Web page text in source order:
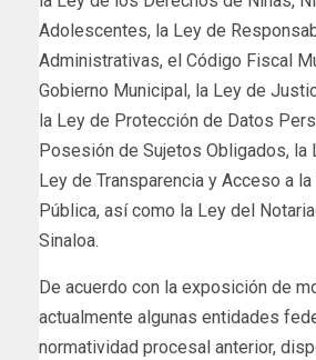
Adolescentes, la Ley de
Administrativas, el Código Fiscal
Gobierno Municipal, la Ley de
la Ley de Protección de Datos
Posesión de Sujetos Obligados, la
Ley de Transparencia y Acceso a
Pública, así como la Ley del
Sinaloa.
De acuerdo con la exposición de
actualmente algunas entidades
normatividad procesal anterior,